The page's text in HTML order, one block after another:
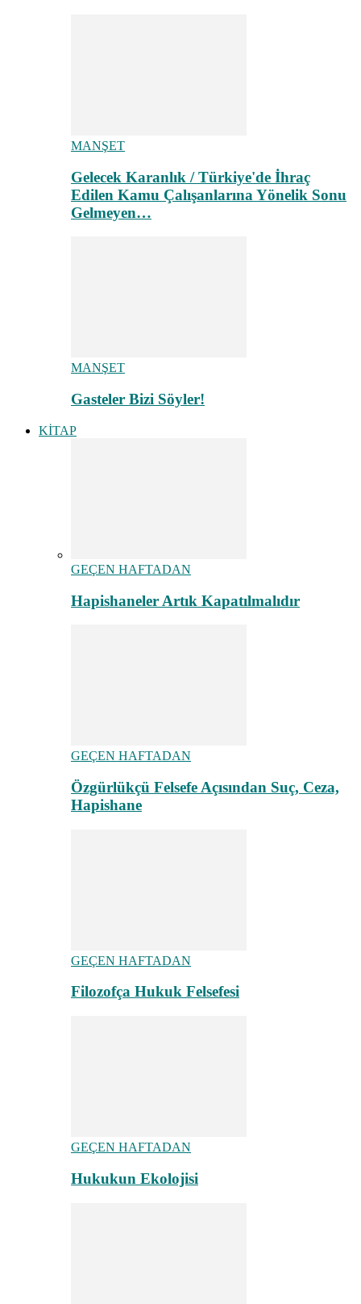
MANŞET
Gelecek Karanlık / Türkiye'de İhraç
Edilen Kamu Çalışanlarına Yönelik Sonu
Gelmeyen…
MANŞET
Gasteler Bizi Söyler!
KİTAP
GEÇEN HAFTADAN
Hapishaneler Artık Kapatılmalıdır
GEÇEN HAFTADAN
Özgürlükçü Felsefe Açısından Suç, Ceza,
Hapishane
GEÇEN HAFTADAN
Filozofça Hukuk Felsefesi
GEÇEN HAFTADAN
Hukukun Ekolojisi